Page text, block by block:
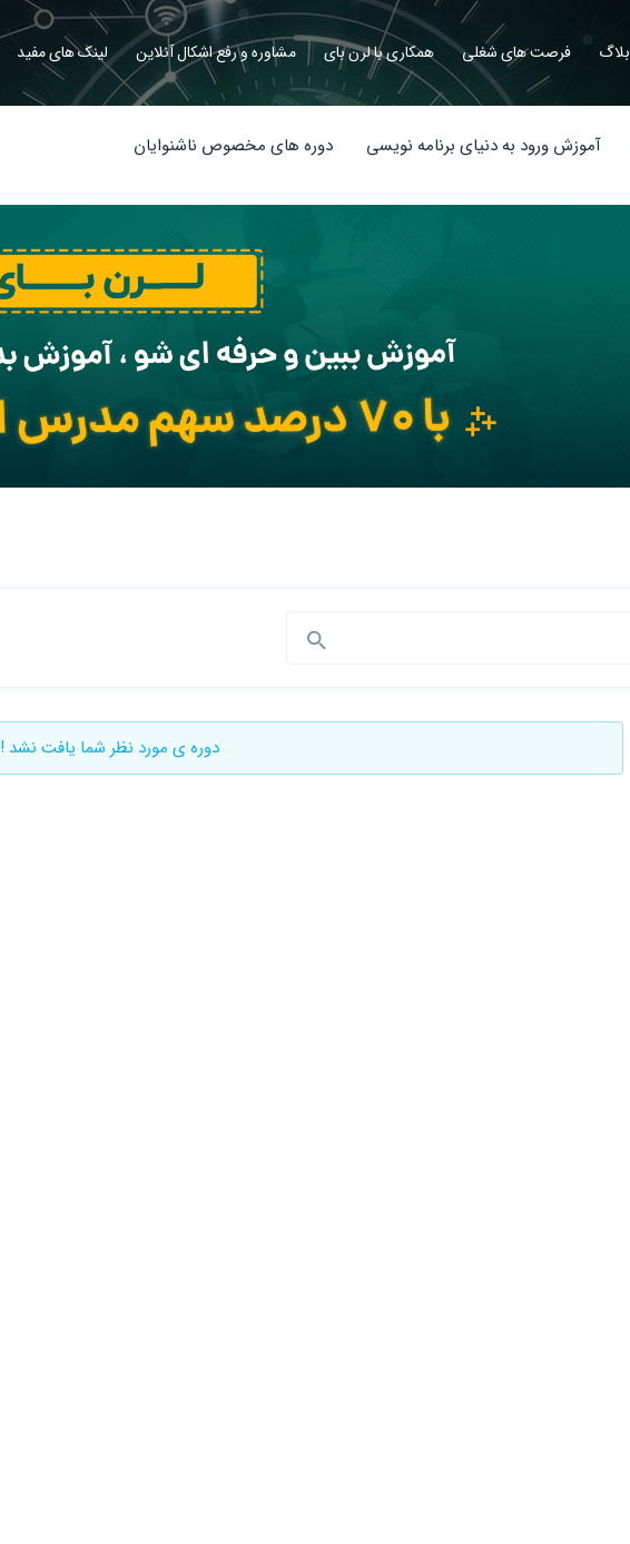
بلاگ فرصت های شغلی همکاری با لرن بای مشاوره و رفع اشکال آنلاین لینک های مفید
آموزش ورود به دنیای برنامه نویسی دوره های مخصوص ناشنوایان
دوره ی مورد نظر شما یافت نشد !